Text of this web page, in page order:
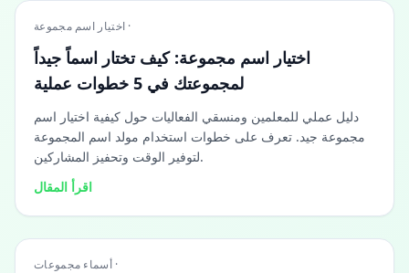
اختيار اسم مجموعة ·
اختيار اسم مجموعة: كيف تختار اسماً جيداً
لمجموعتك في 5 خطوات عملية
دليل عملي للمعلمين ومنسقي الفعاليات حول كيفية اختيار اسم
مجموعة جيد. تعرف على خطوات استخدام مولد اسم المجموعة
لتوفير الوقت وتحفيز المشاركين.
اقرأ المقال
أسماء مجموعات ·